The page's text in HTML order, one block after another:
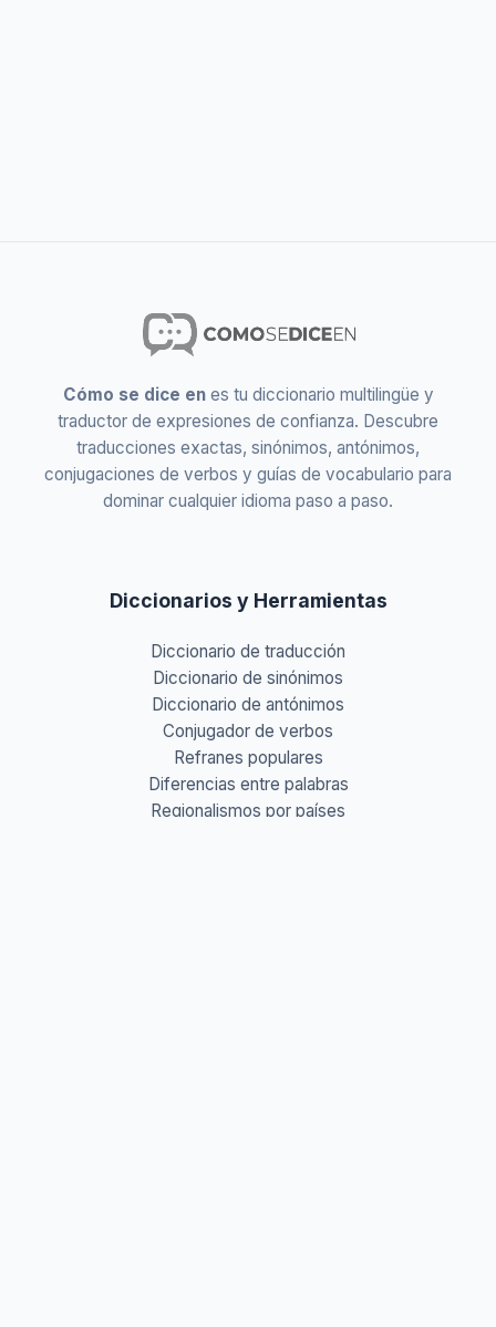
Cómo se dice enes tu diccionario multilingüe y
traductor de expresiones de confianza. Descubre
traducciones exactas, sinónimos, antónimos,
conjugaciones de verbos y guías de vocabulario para
dominar cualquier idioma paso a paso.
Diccionarios y Herramientas
Diccionario de traducción
Diccionario de sinónimos
Diccionario de antónimos
Conjugador de verbos
Refranes populares
Diferencias entre palabras
Regionalismos por países